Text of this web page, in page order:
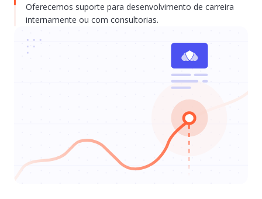
Oferecemos suporte para desenvolvimento de carreira
internamente ou com consultorias.